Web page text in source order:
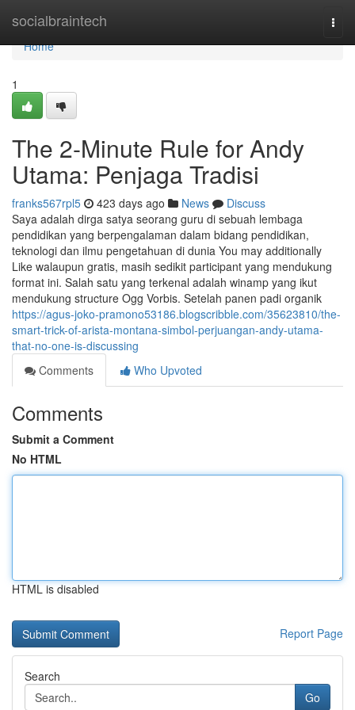
socialbraintech
Home
Home
1
The 2-Minute Rule for Andy
Utama: Penjaga Tradisi
franks567rpl5 423 days ago News
Discuss
Saya adalah dirga satya seorang guru di sebuah lembaga
pendidikan yang berpengalaman dalam bidang pendidikan,
teknologi dan ilmu pengetahuan di dunia You may additionally
Like walaupun gratis, masih sedikit participant yang mendukung
format ini. Salah satu yang terkenal adalah winamp yang ikut
mendukung structure Ogg Vorbis. Setelah panen padi organik
https://agus-joko-pramono53186.blogscribble.com/35623810/the-
smart-trick-of-arista-montana-simbol-perjuangan-andy-utama-
that-no-one-is-discussing
Comments
Who Upvoted
Comments
Submit a Comment
No HTML
HTML is disabled
Report Page
Search
Go